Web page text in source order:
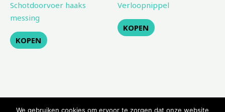
Schotdoorvoer haaks
messing
KOPEN
Verloopnippel
KOPEN
We gebruiken cookies om ervoor te zorgen dat onze website